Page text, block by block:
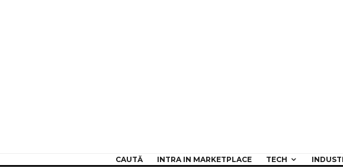
CAUTĂ INTRA IN MARKETPLACE TECH